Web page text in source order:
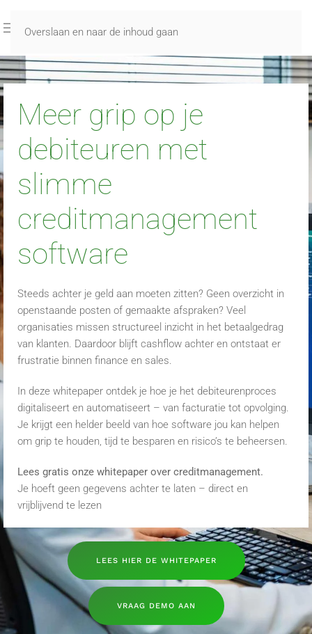
Overslaan en naar de inhoud gaan
Meer grip op je
debiteuren met
slimme
creditmanagement
software
Steeds achter je geld aan moeten zitten? Geen overzicht in
openstaande posten of gemaakte afspraken? Veel
organisaties missen structureel inzicht in het betaalgedrag
van klanten. Daardoor blijft cashflow achter en ontstaat er
frustratie binnen finance en sales.
In deze whitepaper ontdek je hoe je het debiteurenproces
digitaliseert en automatiseert – van facturatie tot opvolging.
Je krijgt een helder beeld van hoe software jou kan helpen
om grip te houden, tijd te besparen en risico’s te beheersen.
Lees gratis onze whitepaper over creditmanagement.
Je hoeft geen gegevens achter te laten – direct en
vrijblijvend te lezen
LEES HIER DE WHITEPAPER
VRAAG DEMO AAN